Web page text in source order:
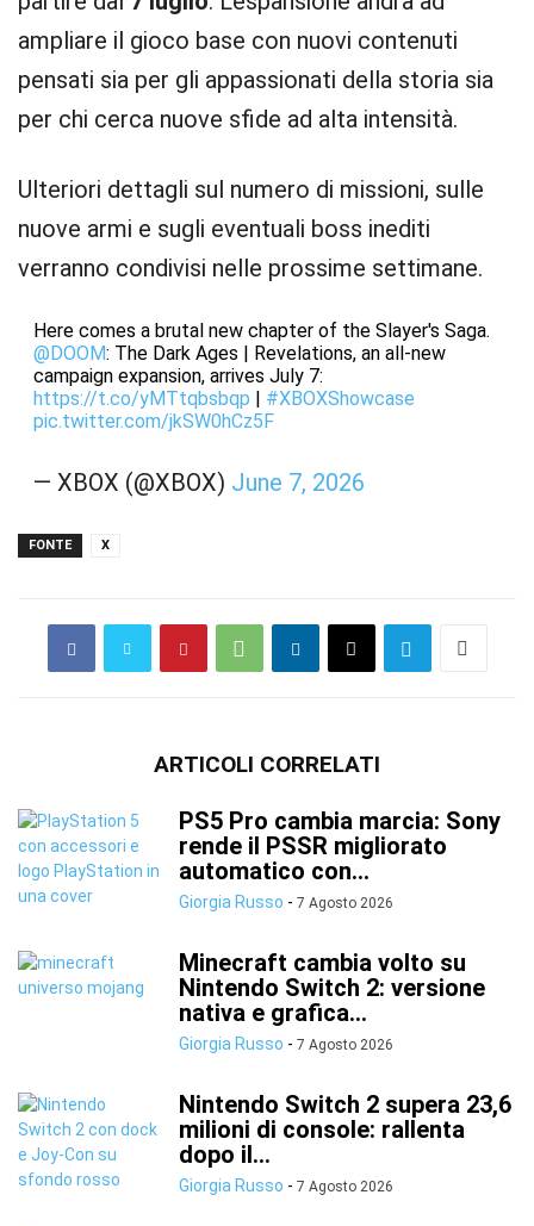
ampliare il gioco base con nuovi contenuti
pensati sia per gli appassionati della storia sia
per chi cerca nuove sfide ad alta intensità.
Ulteriori dettagli sul numero di missioni, sulle
nuove armi e sugli eventuali boss inediti
verranno condivisi nelle prossime settimane.
Here comes a brutal new chapter of the Slayer's Saga.
@DOOM: The Dark Ages | Revelations, an all-new
campaign expansion, arrives July 7:
https://t.co/yMTtqbsbqp | #XBOXShowcase
pic.twitter.com/jkSW0hCz5F
— XBOX (@XBOX) June 7, 2026
FONTE X
ARTICOLI CORRELATI
PS5 Pro cambia marcia: Sony
rende il PSSR migliorato
automatico con...
Giorgia Russo - 7 Agosto 2026
Minecraft cambia volto su
Nintendo Switch 2: versione
nativa e grafica...
Giorgia Russo - 7 Agosto 2026
Nintendo Switch 2 supera 23,6
milioni di console: rallenta
dopo il...
Giorgia Russo - 7 Agosto 2026